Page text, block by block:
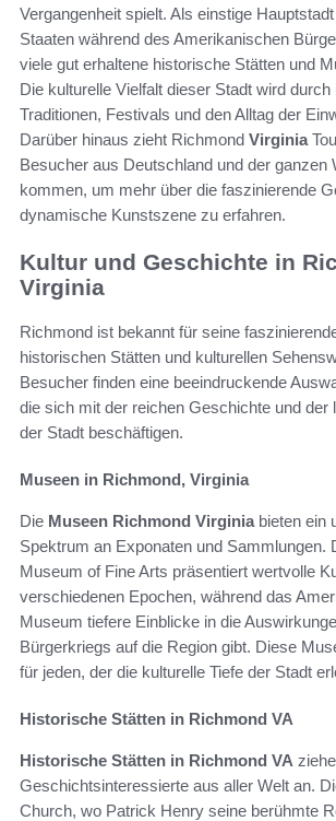
Vergangenheit spielt. Als einstige
Staaten während des Amerikanischen
viele gut erhaltene historische Stätten und
Die kulturelle Vielfalt dieser Stadt wird durch
Traditionen, Festivals und den Alltag der
Darüber hinaus zieht Richmond Virginia
Besucher aus Deutschland und der ganzen
kommen, um mehr über die faszinierende
dynamische Kunstszene zu erfahren.
Kultur und Geschichte in
Virginia
Richmond ist bekannt für seine
historischen Stätten und kulturellen
Besucher finden eine beeindruckende
die sich mit der reichen Geschichte und der
der Stadt beschäftigen.
Museen in Richmond, Virginia
Die Museen Richmond Virginiabieten ein
Spektrum an Exponaten und Sammlungen.
Museum of Fine Arts präsentiert wertvolle
verschiedenen Epochen, während das
Museum tiefere Einblicke in die
Bürgerkriegs auf die Region gibt. Diese
für jeden, der die kulturelle Tiefe der Stadt
Historische Stätten in Richmond VA
Historische Stätten in Richmond VA
Geschichtsinteressierte aus aller Welt an.
Church, wo Patrick Henry seine berühmte